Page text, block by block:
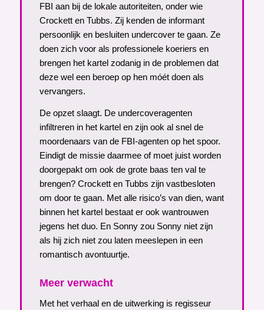
FBI aan bij de lokale autoriteiten, onder wie
Crockett en Tubbs. Zij kenden de informant
persoonlijk en besluiten undercover te gaan. Ze
doen zich voor als professionele koeriers en
brengen het kartel zodanig in de problemen dat
deze wel een beroep op hen móét doen als
vervangers.
De opzet slaagt. De undercoveragenten
infiltreren in het kartel en zijn ook al snel de
moordenaars van de FBI-agenten op het spoor.
Eindigt de missie daarmee of moet juist worden
doorgepakt om ook de grote baas ten val te
brengen? Crockett en Tubbs zijn vastbesloten
om door te gaan. Met alle risico’s van dien, want
binnen het kartel bestaat er ook wantrouwen
jegens het duo. En Sonny zou Sonny niet zijn
als hij zich niet zou laten meeslepen in een
romantisch avontuurtje.
Meer verwacht
Met het verhaal en de uitwerking is regisseur